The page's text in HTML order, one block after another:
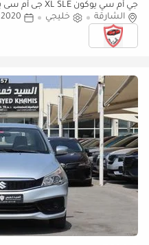
- بمحرك 5.3 - عدد8سلندر-7مقاعد -بحاله ممتازه دفع ثنائي
الشارقة خليجي 2020